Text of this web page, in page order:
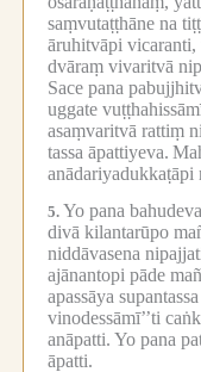
saṃvutaṭṭhāne na
āruhitvāpi vicaranti,
dvāraṃ vivaritvā
Sace pana
uggate
asaṃvaritvā rattiṃ
tassa āpattiyeva.
anādariyadukkaṭāpi
5. Yo pana
divā kilantarūpo
niddāvasena
ajānantopi pāde
apassāya
vinodessāmī’’ti
anāpatti. Yo pana
āpatti.